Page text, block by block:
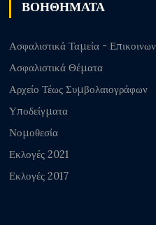
ΒΟΗΘΗΜΑΤΑ
Ασφαλιστικά Ταμεία -
Ασφαλιστικά Θέματα
Αρχείο Τέως Συμβολαιογράφων
Υποδείγματα
Νομοθεσία
Εκλογές 2021
Εκλογές 2017